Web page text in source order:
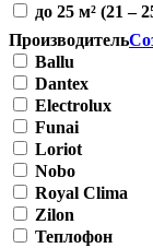
до 25 м² (21 –
Производитель
Ballu
Dantex
Electrolux
Funai
Loriot
Nobo
Royal Clima
Zilon
Теплофон